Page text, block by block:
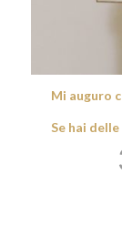
Mi auguro
Se hai